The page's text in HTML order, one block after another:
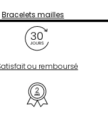
Bracelets mailles
ou remboursé